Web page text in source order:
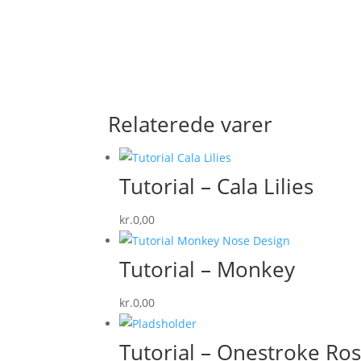
Relaterede varer
Tutorial – Cala Lilies
kr.0,00
Tutorial – Monkey
kr.0,00
Tutorial – Onestroke